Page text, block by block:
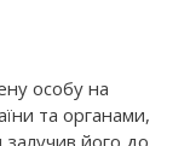
особу на
та органами,
його до